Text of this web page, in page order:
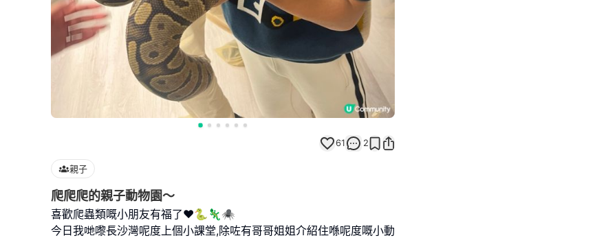
61 2
親子
爬爬爬的親子動物園～
喜歡爬蟲類嘅小朋友有福了❤️🐍🦎🕷️
今日我哋嚟長沙灣呢度上個小課堂,除咗有哥哥姐姐介紹住喺呢度嘅小動